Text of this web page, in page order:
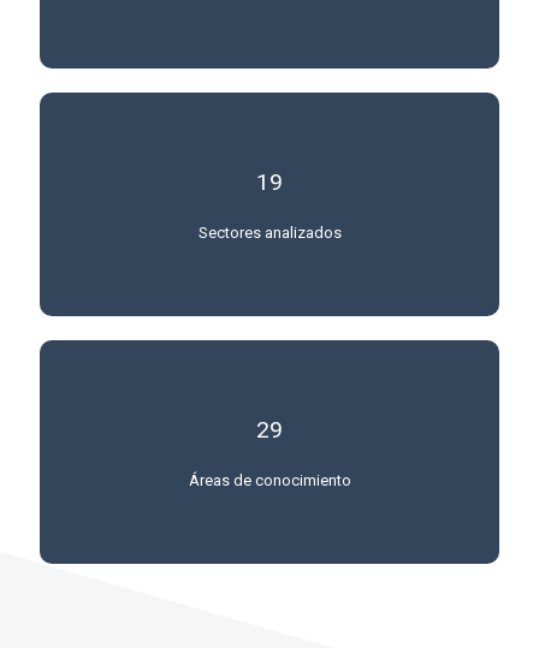
19
Sectores analizados
29
Áreas de conocimiento